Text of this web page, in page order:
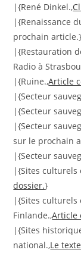
|{René Dinkel.,
|{Renaissance
prochain article.}
|{Restauration
Radio à
|{Ruine.,Article
|{Secteur
|{Secteur
|{Secteur
sur le prochain
|{Secteur
|{Sites culturels
dossier.}
|{Sites culturels
Finlande.,Article
|{Sites
national.,Le